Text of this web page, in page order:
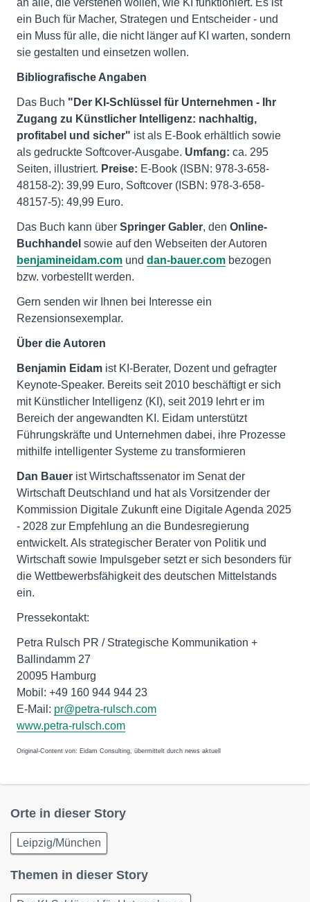
an alle, die verstehen wollen, wie KI funktioniert. Es ist
ein Buch für Macher, Strategen und Entscheider - und
ein Muss für alle, die nicht länger auf KI warten, sondern
sie gestalten und einsetzen wollen.
Bibliografische Angaben
Das Buch "Der KI-Schlüssel für Unternehmen - Ihr
Zugang zu Künstlicher Intelligenz: nachhaltig,
profitabel und sicher" ist als E-Book erhältlich sowie
als gedruckte Softcover-Ausgabe. Umfang: ca. 295
Seiten, illustriert. Preise: E-Book (ISBN: 978-3-658-
48158-2): 39,99 Euro, Softcover (ISBN: 978-3-658-
48157-5): 49,99 Euro.
Das Buch kann über Springer Gabler, den Online-
Buchhandel sowie auf den Webseiten der Autoren
benjamineidam.com und dan-bauer.com bezogen
bzw. vorbestellt werden.
Gern senden wir Ihnen bei Interesse ein
Rezensionsexemplar.
Über die Autoren
Benjamin Eidam ist KI-Berater, Dozent und gefragter
Keynote-Speaker. Bereits seit 2010 beschäftigt er sich
mit Künstlicher Intelligenz (KI), seit 2019 lehrt er im
Bereich der angewandten KI. Eidam unterstützt
Führungskräfte und Unternehmen dabei, ihre Prozesse
mithilfe intelligenter Systeme zu transformieren
Dan Bauer ist Wirtschaftssenator im Senat der
Wirtschaft Deutschland und hat als Vorsitzender der
Kommission Digitale Zukunft eine Digitale Agenda 2025
- 2028 zur Empfehlung an die Bundesregierung
entwickelt. Als strategischer Berater von Politik und
Wirtschaft sowie Impulsgeber setzt er sich besonders für
die Wettbewerbsfähigkeit des deutschen Mittelstands
ein.
Pressekontakt:
Petra Rulsch PR / Strategische Kommunikation +
Ballindamm 27
20095 Hamburg
Mobil: +49 160 944 944 23
E-Mail: pr@petra-rulsch.com
www.petra-rulsch.com
Original-Content von: Eidam Consulting, übermittelt durch news aktuell
Orte in dieser Story
Leipzig/München
Themen in dieser Story